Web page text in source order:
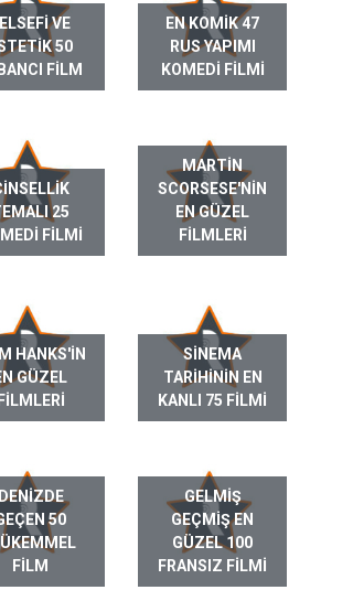
VE
50
FILM
EN KOMIK 47
RUS YAPIMI
KOMEDI FILMI
25
FILMI
MARTIN
SCORSESE'NIN
EN GÜZEL
FILMLERI
HANKS'IN
GÜZEL
FILMLERI
SINEMA
TARIHININ EN
KANLI 75 FILMI
50
FILM
GELMIŞ
GEÇMIŞ EN
GÜZEL 100
FRANSIZ FILMI